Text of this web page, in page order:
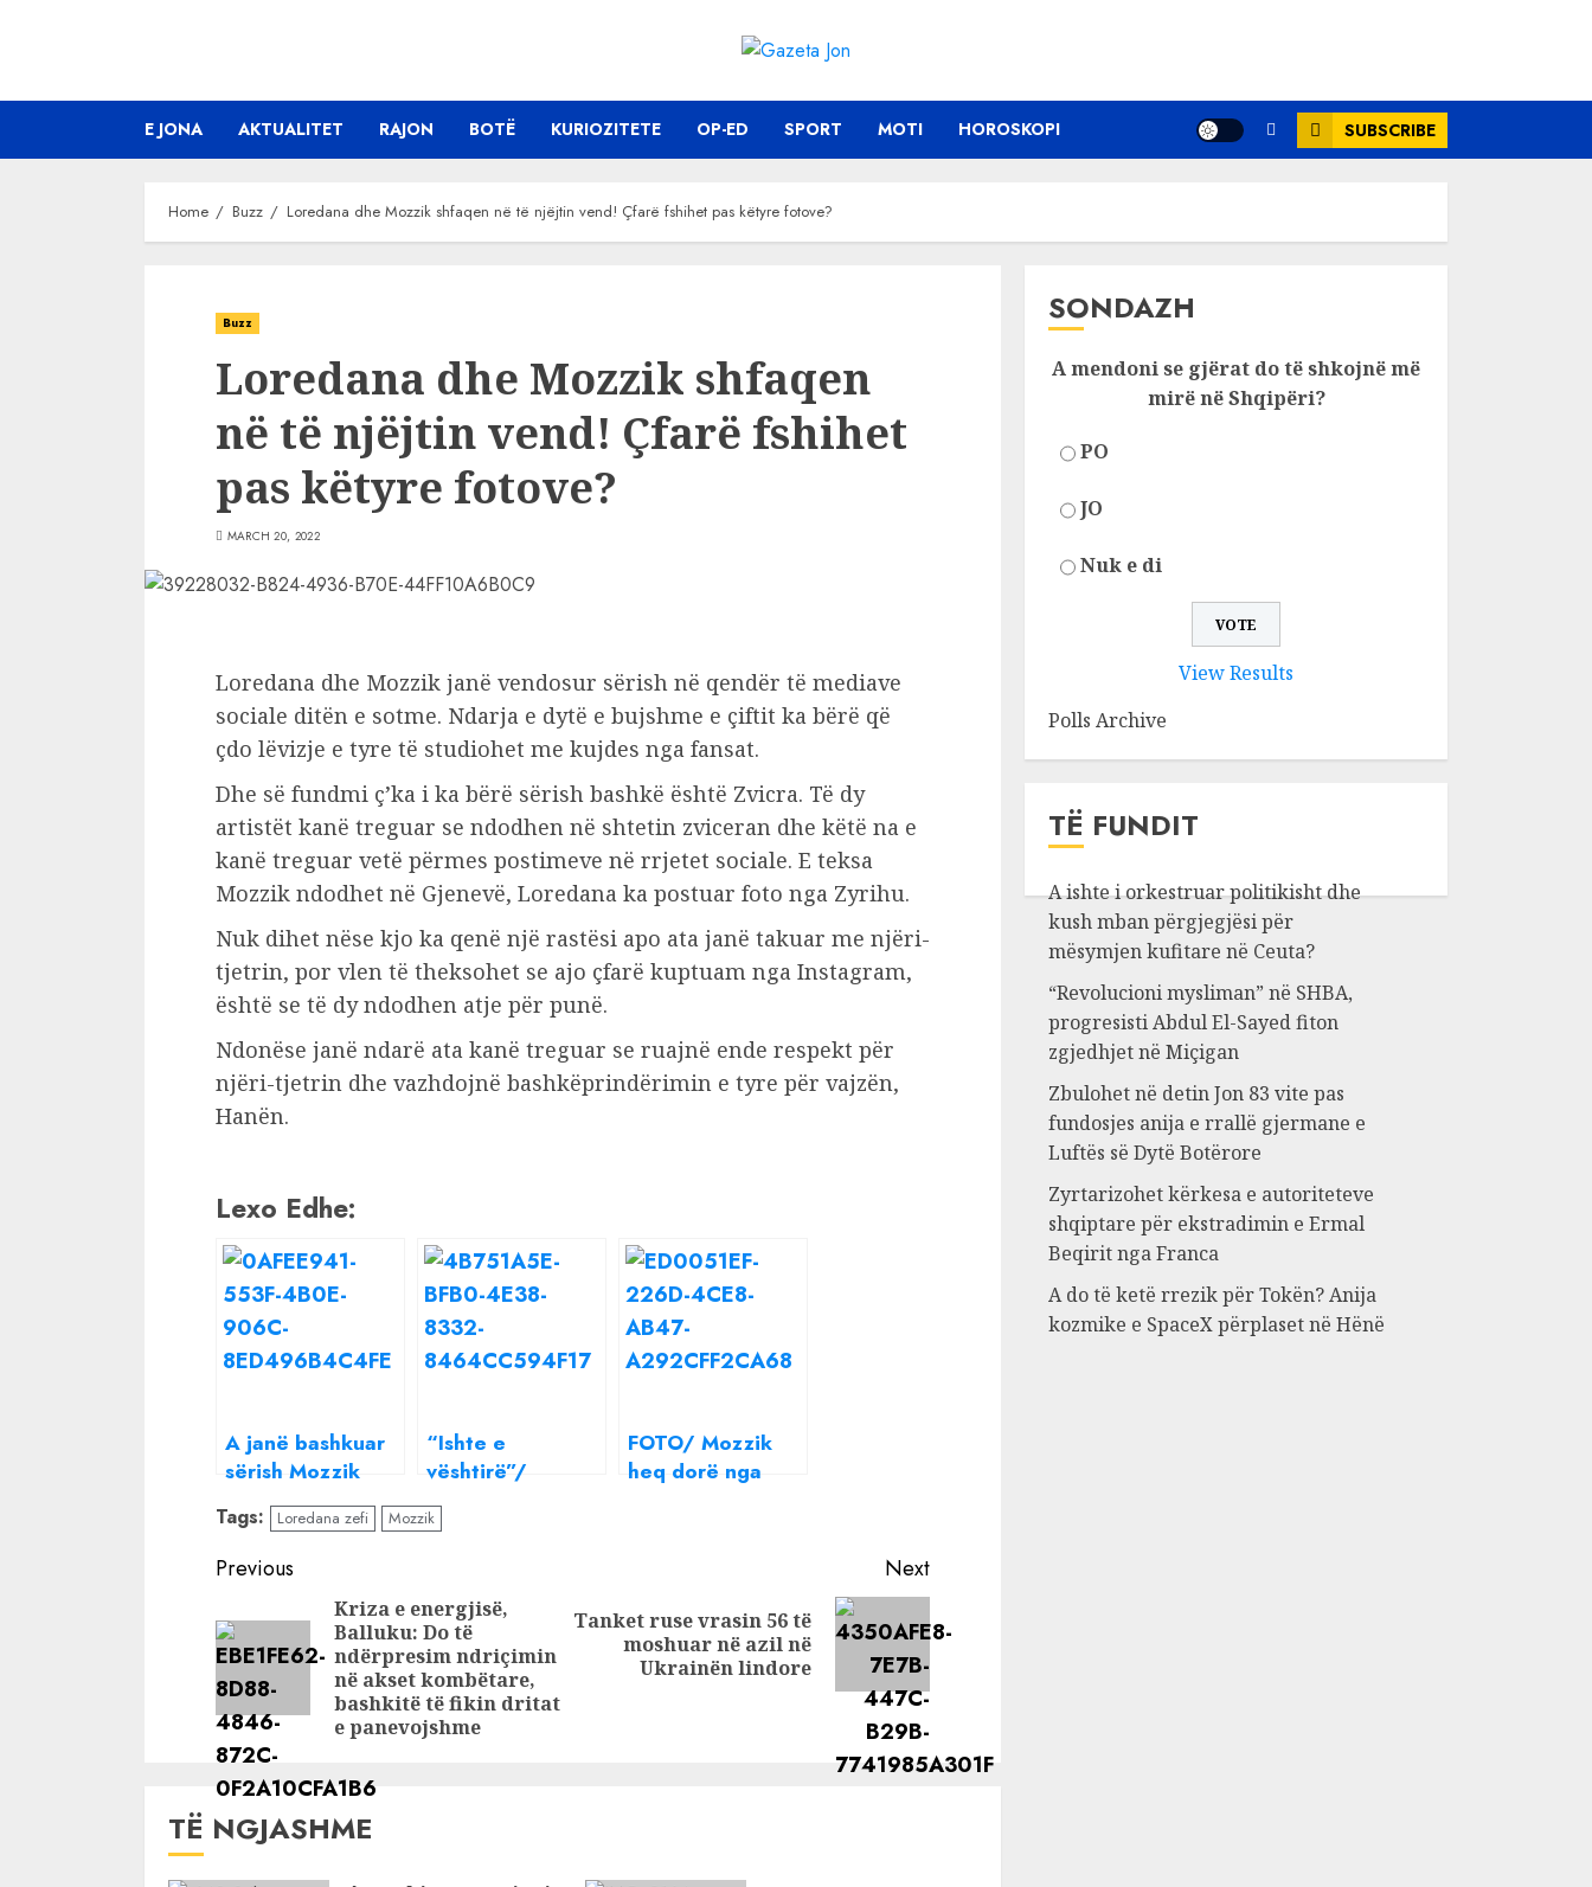
E JONA AKTUALITET RAJON BOTË KURIOZITETE OP-ED SPORT MOTI HOROSKOPI SUBSCRIBE
Home Buzz Loredana dhe Mozzik shfaqen në të njëjtin vend! Çfarë fshihet pas këtyre fotove?
Buzz
Loredana dhe Mozzik shfaqen
në të njëjtin vend! Çfarë fshihet
pas këtyre fotove?
MARCH 20, 2022
Loredana dhe Mozzik janë vendosur sërish në qendër të mediave
sociale ditën e sotme. Ndarja e dytë e bujshme e çiftit ka bërë që
çdo lëvizje e tyre të studiohet me kujdes nga fansat.
Dhe së fundmi ç’ka i ka bërë sërish bashkë është Zvicra. Të dy
artistët kanë treguar se ndodhen në shtetin zviceran dhe këtë na e
kanë treguar vetë përmes postimeve në rrjetet sociale. E teksa
Mozzik ndodhet në Gjenevë, Loredana ka postuar foto nga Zyrihu.
Nuk dihet nëse kjo ka qenë një rastësi apo ata janë takuar me njëri-
tjetrin, por vlen të theksohet se ajo çfarë kuptuam nga Instagram,
është se të dy ndodhen atje për punë.
Ndonëse janë ndarë ata kanë treguar se ruajnë ende respekt për
njëri-tjetrin dhe vazhdojnë bashkëprindërimin e tyre për vajzën,
Hanën.
Lexo Edhe:
A janë bashkuar
sërish Mozzik
dhe Loredana,
zbuloni detajin
që po çmend
fansat
“Ishte e
vështirë”/
Loredana sqaron
raportin e saj me
flet motra ime
me të
FOTO/ Mozzik
heq dorë nga
Tags: Loredana zefi Mozzik
Continue
Reading
Previous
Previous
Kriza e energjisë,
Balluku: Do të
ndërpresim ndriçimin
në akset kombëtare,
bashkitë të fikin dritat
e panevojshme
Next
Next
Tanket ruse vrasin 56 të
moshuar në azil në
Ukrainën lindore
TË NGJASHME
SONDAZH
A mendoni se gjërat do të shkojnë më
mirë në Shqipëri?
PO
JO
Nuk e di
View Results
Polls Archive
TË FUNDIT
A ishte i orkestruar politikisht dhe
kush mban përgjegjësi për
mësymjen kufitare në Ceuta?
“Revolucioni mysliman” në SHBA,
progresisti Abdul El-Sayed fiton
zgjedhjet në Miçigan
Zbulohet në detin Jon 83 vite pas
fundosjes anija e rrallë gjermane e
Luftës së Dytë Botërore
Zyrtarizohet kërkesa e autoriteteve
shqiptare për ekstradimin e Ermal
Beqirit nga Franca
A do të ketë rrezik për Tokën? Anija
kozmike e SpaceX përplaset në Hënë